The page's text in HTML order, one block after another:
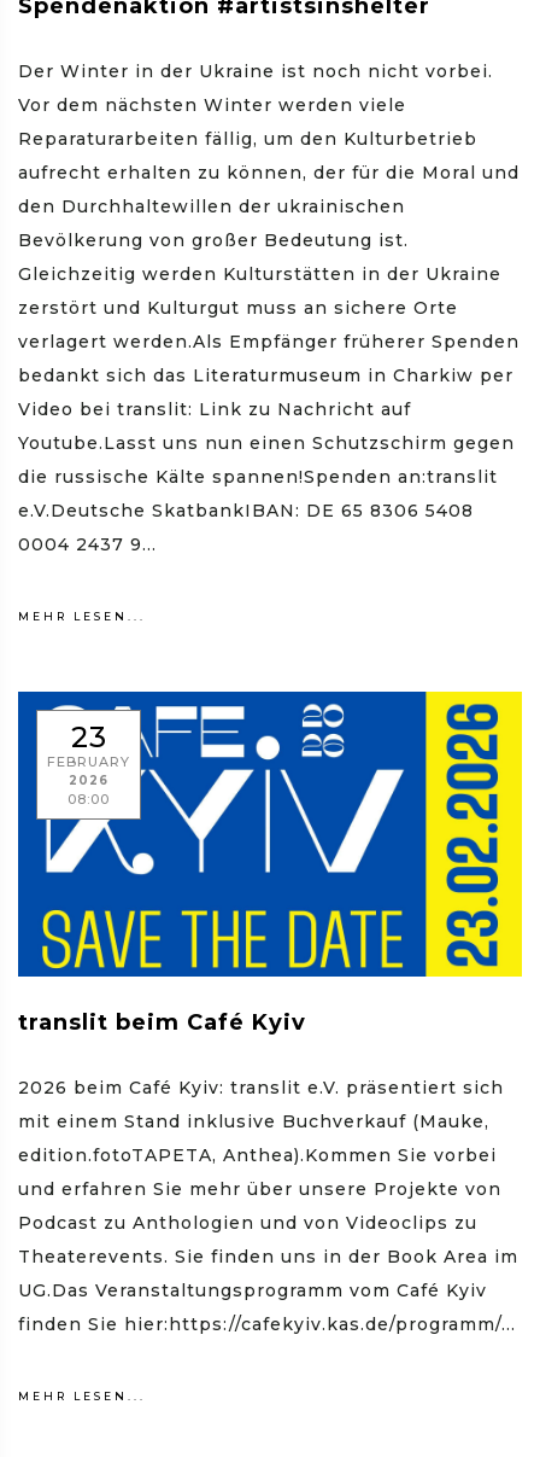
Spendenaktion #artistsinshelter
Der Winter in der Ukraine ist noch nicht vorbei.
Vor dem nächsten Winter werden viele
Reparaturarbeiten fällig, um den Kulturbetrieb
aufrecht erhalten zu können, der für die Moral und
den Durchhaltewillen der ukrainischen
Bevölkerung von großer Bedeutung ist.
Gleichzeitig werden Kulturstätten in der Ukraine
zerstört und Kulturgut muss an sichere Orte
verlagert werden.Als Empfänger früherer Spenden
bedankt sich das Literaturmuseum in Charkiw per
Video bei translit: Link zu Nachricht auf
Youtube.Lasst uns nun einen Schutzschirm gegen
die russische Kälte spannen!Spenden an:translit
e.V.Deutsche SkatbankIBAN: DE 65 8306 5408
0004 2437 9...
MEHR LESEN...
23
FEBRUARY
2026
08:00
translit beim Café Kyiv
2026 beim Café Kyiv: translit e.V. präsentiert sich
mit einem Stand inklusive Buchverkauf (Mauke,
edition.fotoTAPETA, Anthea).Kommen Sie vorbei
und erfahren Sie mehr über unsere Projekte von
Podcast zu Anthologien und von Videoclips zu
Theaterevents. Sie finden uns in der Book Area im
UG.Das Veranstaltungsprogramm vom Café Kyiv
finden Sie hier:https://cafekyiv.kas.de/programm/...
MEHR LESEN...